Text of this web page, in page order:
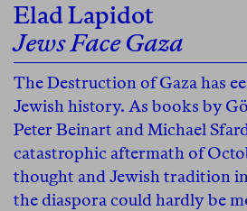
Elad Lapidot
Jews Face Gaza
The Destruction of Gaza has
Jewish history. As books by
Peter Beinart and Michael
catastrophic aftermath of
thought and Jewish tradition
the diaspora could hardly be